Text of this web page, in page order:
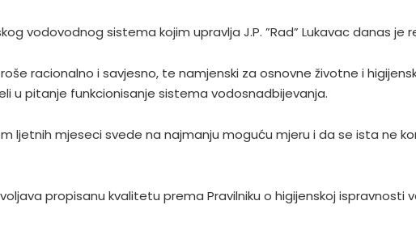
vodovodnog sistema kojim upravlja J.P. ”Rad” Lukavac danas je
racionalno i savjesno, te namjenski za osnovne životne i
u pitanje funkcionisanje sistema vodosnadbijevanja.
ljetnih mjeseci svede na najmanju moguću mjeru i da se ista ne
propisanu kvalitetu prema Pravilniku o higijenskoj ispravnosti